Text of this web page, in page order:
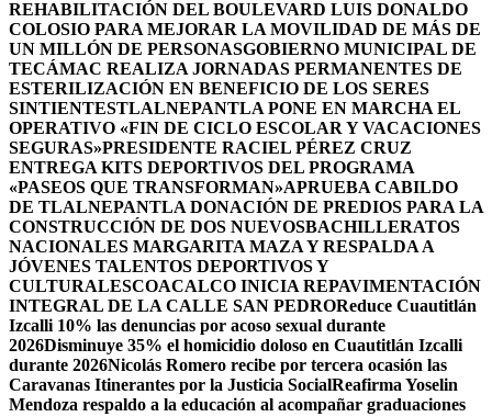
REHABILITACIÓN DEL BOULEVARD LUIS DONALDO
COLOSIO PARA MEJORAR LA MOVILIDAD DE MÁS DE
UN MILLÓN DE PERSONASGOBIERNO MUNICIPAL DE
TECÁMAC REALIZA JORNADAS PERMANENTES DE
ESTERILIZACIÓN EN BENEFICIO DE LOS SERES
SINTIENTESTLALNEPANTLA PONE EN MARCHA EL
OPERATIVO «FIN DE CICLO ESCOLAR Y VACACIONES
SEGURAS»PRESIDENTE RACIEL PÉREZ CRUZ
ENTREGA KITS DEPORTIVOS DEL PROGRAMA
«PASEOS QUE TRANSFORMAN»APRUEBA CABILDO
DE TLALNEPANTLA DONACIÓN DE PREDIOS PARA LA
CONSTRUCCIÓN DE DOS NUEVOSBACHILLERATOS
NACIONALES MARGARITA MAZA Y RESPALDA A
JÓVENES TALENTOS DEPORTIVOS Y
CULTURALESCOACALCO INICIA REPAVIMENTACIÓN
INTEGRAL DE LA CALLE SAN PEDROReduce Cuautitlán
Izcalli 10% las denuncias por acoso sexual durante
2026Disminuye 35% el homicidio doloso en Cuautitlán Izcalli
durante 2026Nicolás Romero recibe por tercera ocasión las
Caravanas Itinerantes por la Justicia SocialReafirma Yoselin
Mendoza respaldo a la educación al acompañar graduaciones